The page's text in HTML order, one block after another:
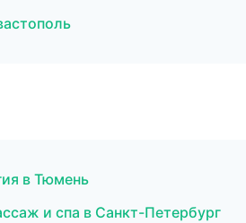
в Тюмень
и спа в Санкт-Петербург